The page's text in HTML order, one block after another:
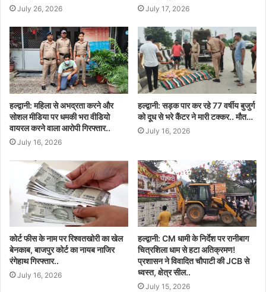
July 26, 2026 July 17, 2026
हल्द्वानी: महिला से अभद्रता करने और
सोशल मीडिया पर धमकी भरा वीडियो
वायरल करने वाला आरोपी गिरफ्तार..
July 16, 2026
हल्द्वानी: सड़क पार कर रहे 77 वर्षीय बुजुर्ग
को दूध से भरे कैंटर ने मारी टक्कर.. मौत…
July 16, 2026
कोर्ट फीस के नाम पर रिश्वतखोरी का खेल
बेनकाब, बाजपुर कोर्ट का नायब नाजिर
रंगेहाथ गिरफ्तार..
July 16, 2026
हल्द्वानी: CM धामी के निर्देश पर रानीबाग
चित्रशिला धाम से हटा अतिक्रमण!
प्रशासन ने विवादित चौपाटी की JCB से
ध्वस्त, क्षेत्र सील..
July 15, 2026